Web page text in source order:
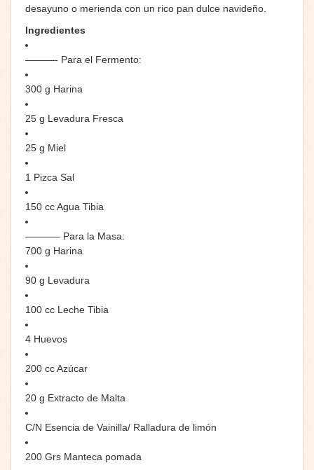
desayuno o merienda con un rico pan dulce navideño.
Ingredientes
———- Para el Fermento:
300 g Harina
25 g Levadura Fresca
25 g Miel
1 Pizca Sal
150 cc Agua Tibia
———– Para la Masa:
700 g Harina
90 g Levadura
100 cc Leche Tibia
4 Huevos
200 cc Azúcar
20 g Extracto de Malta
C/N Esencia de Vainilla/ Ralladura de limón
200 Grs Manteca pomada